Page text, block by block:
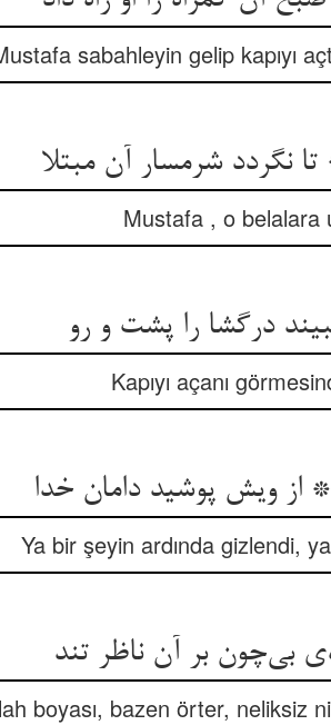
sabahleyin gelip kapıyı
Mustafa , o belalara
Kapıyı açanı
Ya bir şeyin ardında gizlendi,
boyası, bazen örter, neliksiz